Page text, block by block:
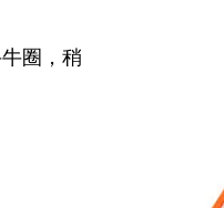
圈，稍